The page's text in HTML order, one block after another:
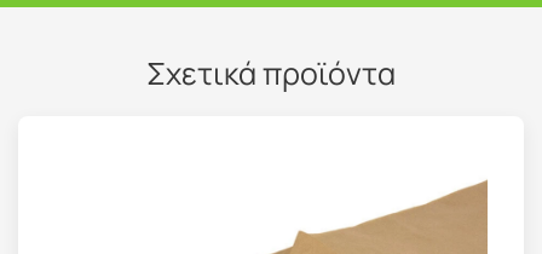
Σχετικά προϊόντα